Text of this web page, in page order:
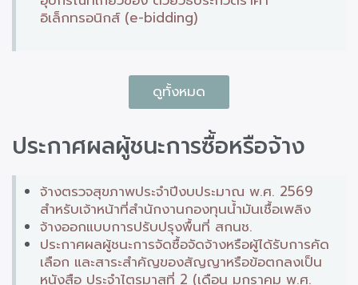
อิเล็กทรอนิกส์ (e-bidding)
ดูทั้งหมด
ประกาศผลผู้ชนะการซื้อหรือจ้าง
จ้างตรวจสุขภาพประจำปีงบประมาณ พ.ศ. 2569
สำหรับเจ้าหน้าที่สำนักงานกองทุนน้ำมันเชื้อเพลิง
จ้างออกแบบการปรับปรุงพื้นที่ สกนช.
ประกาศผลผู้ชนะการจัดซื้อจัดจ้างหรือผู้ได้รับการคัด
เลือก และสาระสำคัญของสัญญาหรือข้อตกลงเป็น
หนังสือ ประจำไตรมาสที่ 2 (เดือน มกราคม พ.ศ.